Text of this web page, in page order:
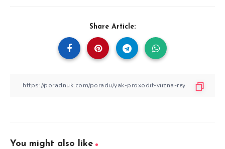
Share Article:
You might also like